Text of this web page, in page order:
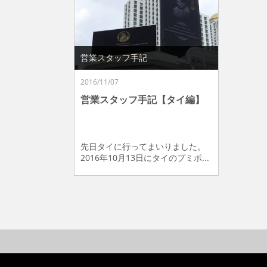
営業スタッフ手記
2016/11/07
営業スタッフ手記【タイ編】
先日タイに行ってまいりました。
2016年10月13日にタイのプミポ...